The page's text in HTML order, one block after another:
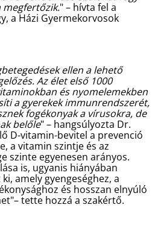
megfertőzik." – hívta fel a
a Házi Gyermekorvosok
ellen a lehető
Az élet első 1000
és nyomelemekben
a gyerekek immunrendszerét,
fogékonyak a vírusokra, de
belőle" – hangsúlyozta Dr.
D-vitamin-bevitel a prevenció
a vitamin szintje és az
szinte egyenesen arányos.
is, ugyanis hiányában
amely gyengeséghez, a
és hosszan elnyúló
tette hozzá a szakértő.